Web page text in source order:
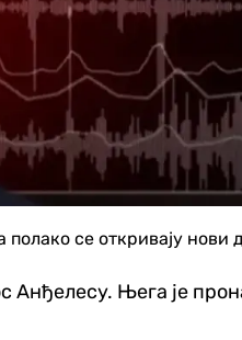
полако се откривају
Анђелесу. Њега је